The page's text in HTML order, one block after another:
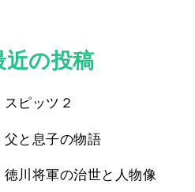
近の投稿
スピッツ２
父と息子の物語
徳川将軍の治世と人物像